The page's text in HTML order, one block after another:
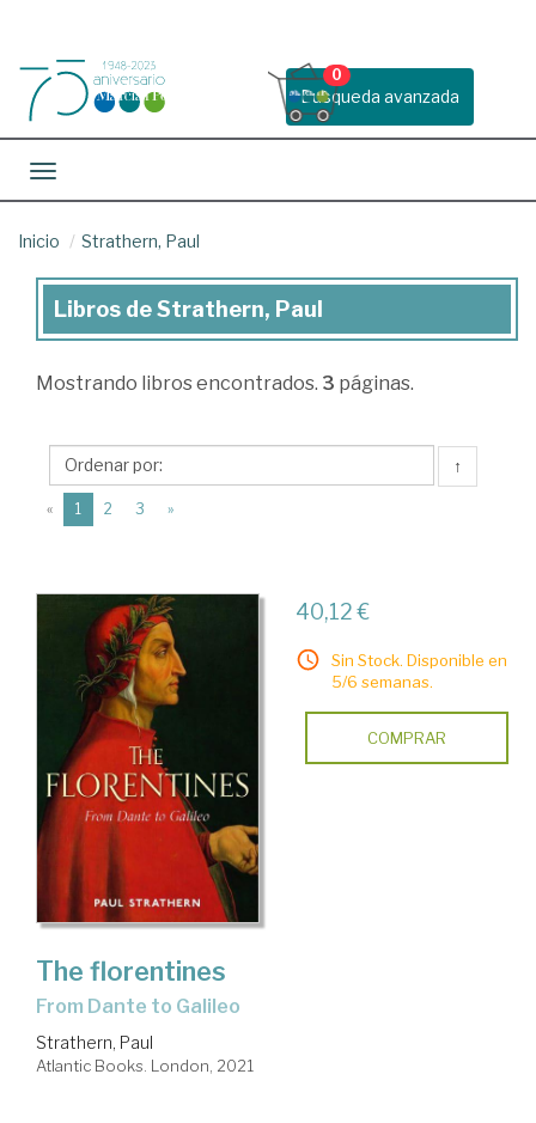
Busqueda avanzada
0
Toggle navigation
Inicio Strathern, Paul
Libros
Strathern,
Libros de Strathern, Paul
Mostrando libros encontrados. 3 páginas.
↑
« 1 (current)
2 3 »
40,12 €
Sin Stock. Disponible en
5/6 semanas.
COMPRAR
The florentines
from Dante to Galileo
Strathern, Paul
Atlantic Books. London, 2021